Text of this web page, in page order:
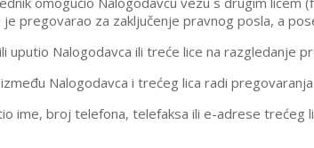
pregovarao za zaključenje pravnog posla, a
uputio Nalogodavca ili treće lice na razgledanje
Nalogodavca i trećeg lica radi
ime, broj telefona, telefaksa ili e-adrese